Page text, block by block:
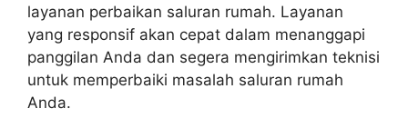
layanan perbaikan saluran rumah. Layanan
yang responsif akan cepat dalam menanggapi
panggilan Anda dan segera mengirimkan teknisi
untuk memperbaiki masalah saluran rumah
Anda.